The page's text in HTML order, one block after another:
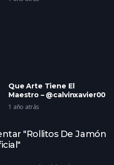
Que Arte Tiene El
Maestro – @calvinxavier00
1 año atrás
"Rollitos De Jamón